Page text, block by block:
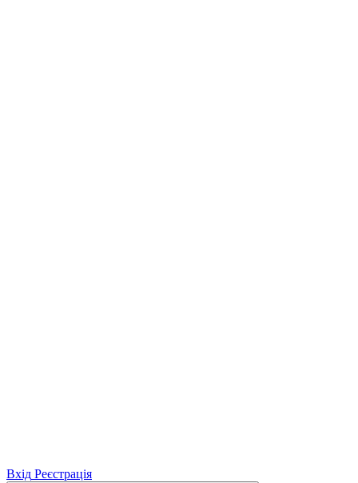
Вхід Реєстрація